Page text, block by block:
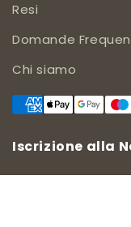
Resi
Domande
Chi siamo
Iscrizione alla